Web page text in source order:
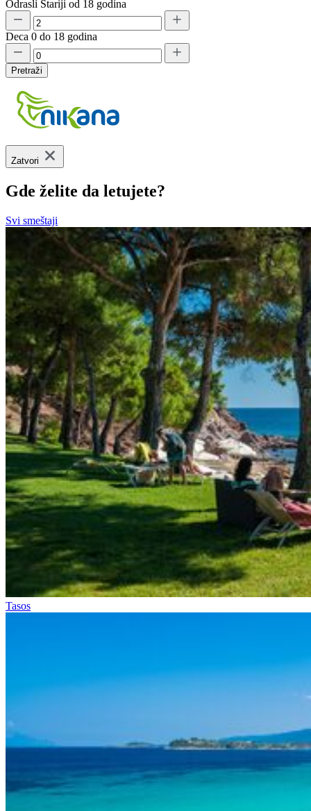
Odrasli Stariji od 18 godina
Deca 0 do 18 godina
Pretraži
Zatvori
Gde želite da letujete?
Svi smeštaji
Tasos